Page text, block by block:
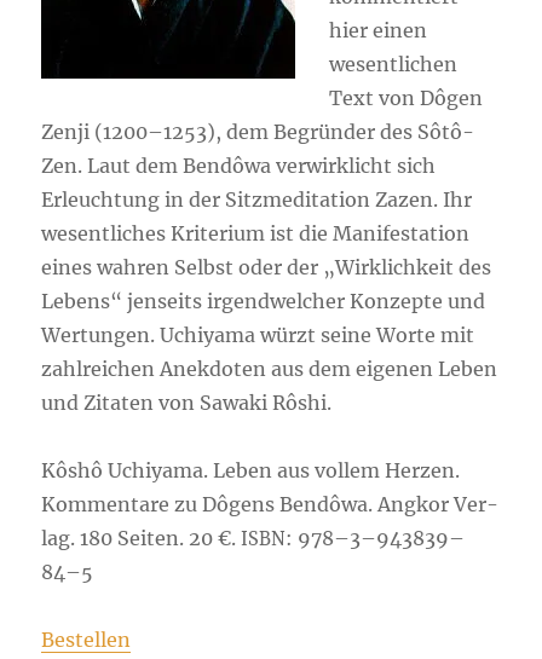
hier einen
wesent­li­chen
Text von Dôgen
Zen­ji (1200–1253), dem Begrün­der des Sôtô-
Zen. Laut dem Ben­dô­wa ver­wirk­licht sich
Erleuch­tung in der Sitz­me­di­ta­ti­on Zazen. Ihr
wesent­li­ches Kri­te­ri­um ist die Mani­fes­ta­ti­on
eines wah­ren Selbst oder der „Wirk­lich­keit des
Lebens“ jen­seits irgend­wel­cher Kon­zep­te und
Wer­tun­gen. Uchi­ya­ma würzt sei­ne Wor­te mit
zahl­rei­chen Anek­do­ten aus dem eige­nen Leben
und Zita­ten von Sawa­ki Rôshi.
Kôs­hô Uchi­ya­ma. Leben aus vol­lem Her­zen.
Kom­men­ta­re zu Dôgens Ben­dô­wa. Ang­kor Ver­
lag. 180 Sei­ten. 20 €.ISBN: 978–3–943839–
84–5
Bestel­len